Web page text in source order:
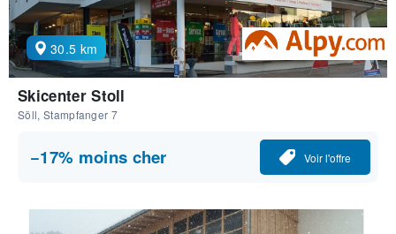
30.5 km
Skicenter Stoll
Söll, Stampfanger 7
−17% moins cher Voir l'offre